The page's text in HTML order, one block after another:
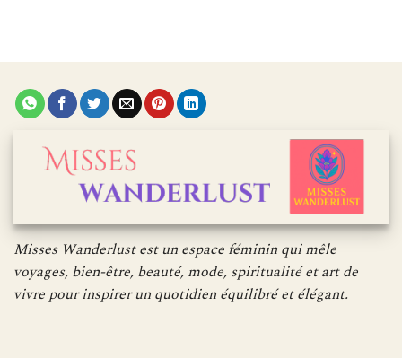
Misses Wanderlust est un espace féminin qui mêle
voyages, bien-être, beauté, mode, spiritualité et art de
vivre pour inspirer un quotidien équilibré et élégant.